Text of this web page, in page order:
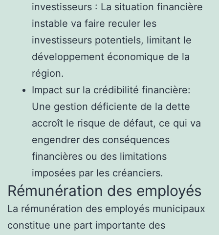
investisseurs : La situation financière
instable va faire reculer les
investisseurs potentiels, limitant le
développement économique de la
région.
Impact sur la crédibilité financière:
Une gestion déficiente de la dette
accroît le risque de défaut, ce qui va
engendrer des conséquences
financières ou des limitations
imposées par les créanciers.
Rémunération des employés
La rémunération des employés municipaux
constitue une part importante des